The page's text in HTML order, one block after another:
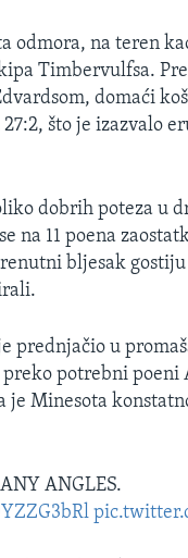
odmora, na teren
Timbervulfsa.
domaći
što je izazvalo
dobrih poteza u
na 11 poena
bljesak
prednjačio u
potrebni poeni
je Minesota
ANGLES.